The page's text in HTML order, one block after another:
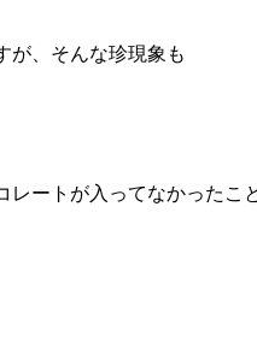
が、そんな珍現象も
レートが入ってなかったこ